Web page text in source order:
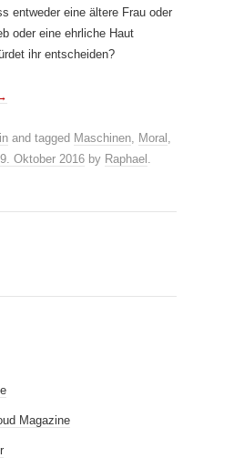
entweder eine ältere Frau oder
oder eine ehrliche Haut
ihr entscheiden?
and tagged Maschinen, Moral ,
Oktober 2016 by Raphael .
Magazine